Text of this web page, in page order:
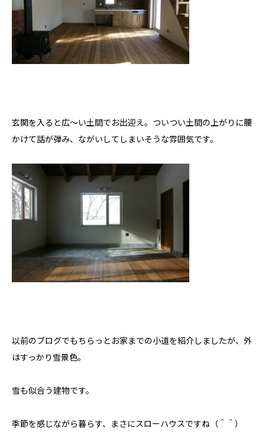
私たちについて
玄関を入ると広～い土間でお出迎え。ついつい土間の上がりに腰
かけて話が弾み、ながいしてしまいそうな雰囲気です。
以前のブログでもちらっとお家までの小道を紹介しましたが、外
はすっかり雪景色。
雪も似合う建物です。
季節を感じながら暮らす、まさにスローハウスですね（＾＾）